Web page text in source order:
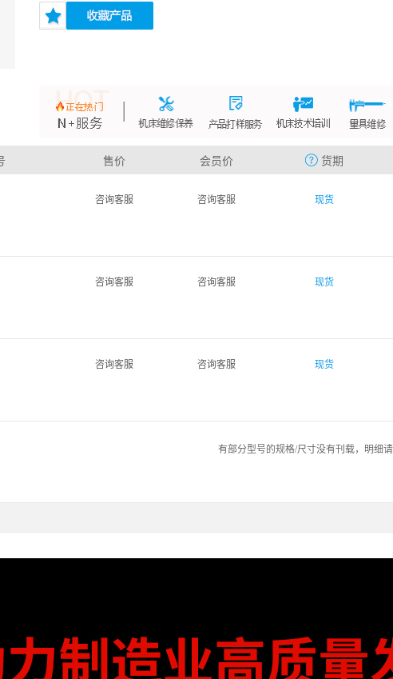
售价 会员价 货期
咨询客服 咨询客服 现货
咨询客服 咨询客服 现货
咨询客服 咨询客服 现货
有部分型号的规格/尺寸没有刊载，明细